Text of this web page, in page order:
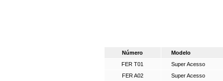
Número
Modelo
FER T01
Super Acesso
FER A02
Super Acesso